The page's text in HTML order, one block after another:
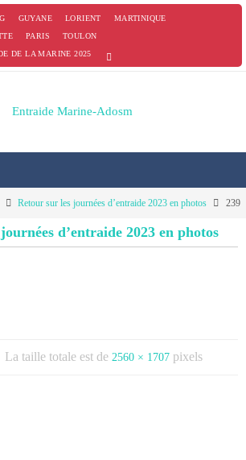
GUYANE LORIENT
MARTINIQUE
PARIS
TOULON
DE LA MARINE 2025
Retour sur les journées d’entraide 2023 en photos 239
d’entraide 2023 en photos
La taille totale est de 2560 × 1707 pixels